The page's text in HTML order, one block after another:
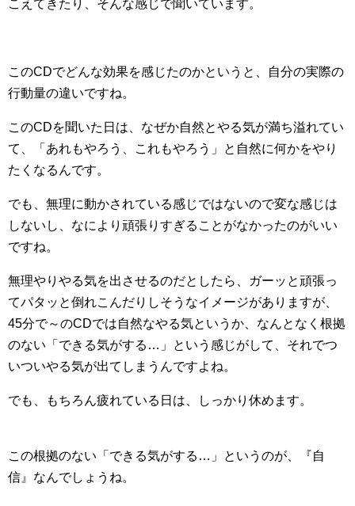
こえてきたり、そんな感じで聞いています。
このCDでどんな効果を感じたのかというと、自分の実際の
行動量の違いですね。
このCDを聞いた日は、なぜか自然とやる気が満ち溢れてい
て、「あれもやろう、これもやろう」と自然に何かをやり
たくなるんです。
でも、無理に動かされている感じではないので変な感じは
しないし、なにより頑張りすぎることがなかったのがいい
ですね。
無理やりやる気を出させるのだとしたら、ガーッと頑張っ
てパタッと倒れこんだりしそうなイメージがありますが、
45分で～のCDでは自然なやる気というか、なんとなく根拠
のない「できる気がする…」という感じがして、それでつ
いついやる気が出てしまうんですよね。
でも、もちろん疲れている日は、しっかり休めます。
この根拠のない「できる気がする…」というのが、『自
信』なんでしょうね。